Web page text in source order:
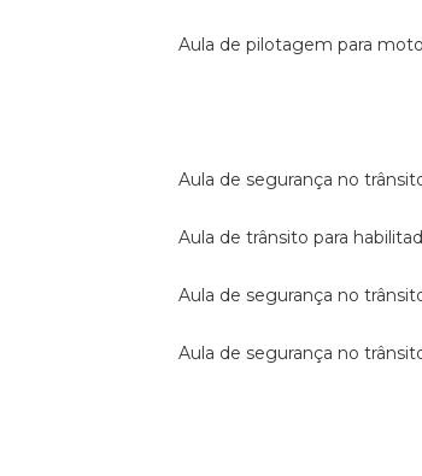
aula de pilotagem para moto
aula de segurança no
aula de trânsito para
aula de segurança no
aula de segurança no